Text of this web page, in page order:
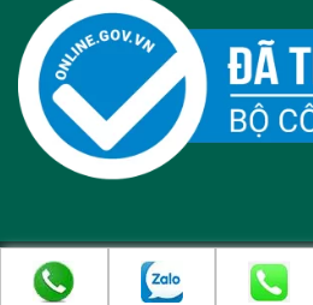
Copyright 2021 © Trang web này
Công Ty Cổ Phần Dược